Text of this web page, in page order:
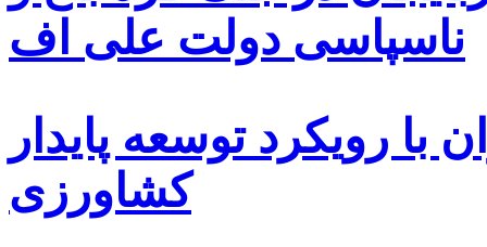
ناسپاسی دولت علی اف
با رویکرد توسعه پایدار
کشاورزی